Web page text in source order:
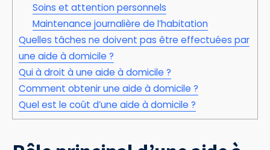
Soins et attention personnels
Maintenance journalière de l’habitation
Quelles tâches ne doivent pas être effectuées par
une aide à domicile ?
Qui à droit à une aide à domicile ?
Comment obtenir une aide à domicile ?
Quel est le coût d’une aide à domicile ?